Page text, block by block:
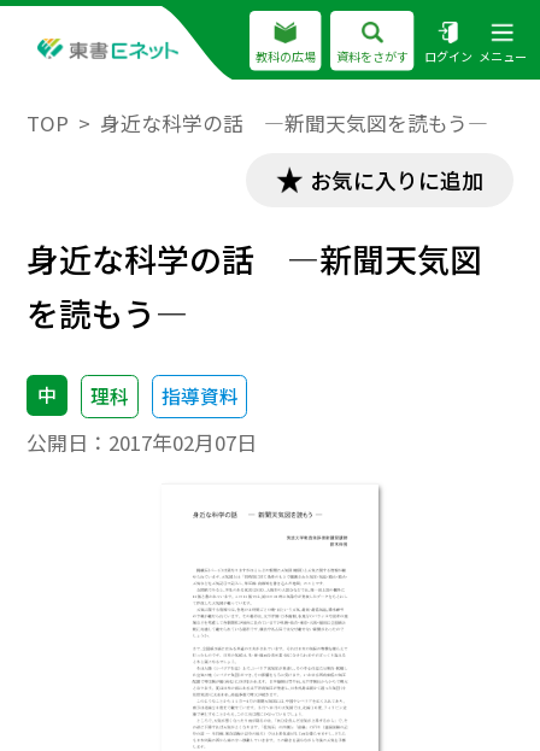
教科の広場 資料をさがす ログイン メニュー
TOP 身近な科学の話 ―新聞天気図を読もう―
お気に入りに追加
身近な科学の話 ―新聞天気図
を読もう―
中 理科 指導資料
公開日： 2017年02月07日